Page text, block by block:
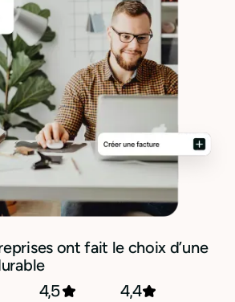
ont fait le choix d’une
4,5 4,4